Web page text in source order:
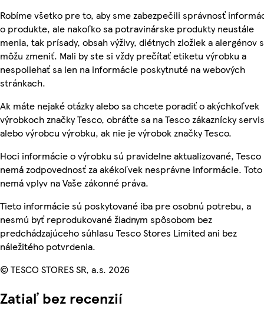
Robíme všetko pre to, aby sme zabezpečili správnosť
o produkte, ale nakoľko sa potravinárske produkty neustále
menia, tak prísady, obsah výživy, diétnych zložiek a alergénov
môžu zmeniť. Mali by ste si vždy prečítať etiketu výrobku a
nespoliehať sa len na informácie poskytnuté na webových
stránkach.
Ak máte nejaké otázky alebo sa chcete poradiť o akýchkoľvek
výrobkoch značky Tesco, obráťte sa na Tesco zákaznícky
alebo výrobcu výrobku, ak nie je výrobok značky Tesco.
Hoci informácie o výrobku sú pravidelne aktualizované, Tesco
nemá zodpovednosť za akékoľvek nesprávne informácie. Toto
nemá vplyv na Vaše zákonné práva.
Tieto informácie sú poskytované iba pre osobnú potrebu, a
nesmú byť reprodukované žiadnym spôsobom bez
predchádzajúceho súhlasu Tesco Stores Limited ani bez
náležitého potvrdenia.
© TESCO STORES SR, a.s. 2026
Zatiaľ bez recenzií